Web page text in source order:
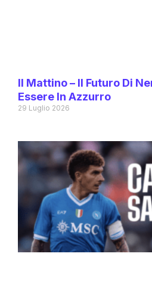
Il Mattino – Il Futuro Di
Essere In Azzurro
29 Luglio 2026